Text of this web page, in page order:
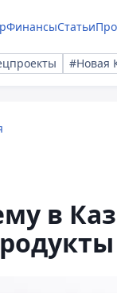
ФинансыСтатьи
#Новая
в